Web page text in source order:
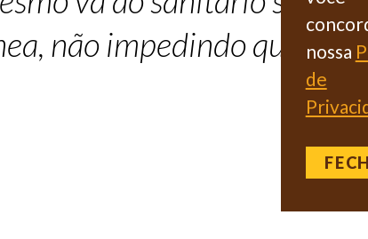
nossa
de
não impedindo que […]